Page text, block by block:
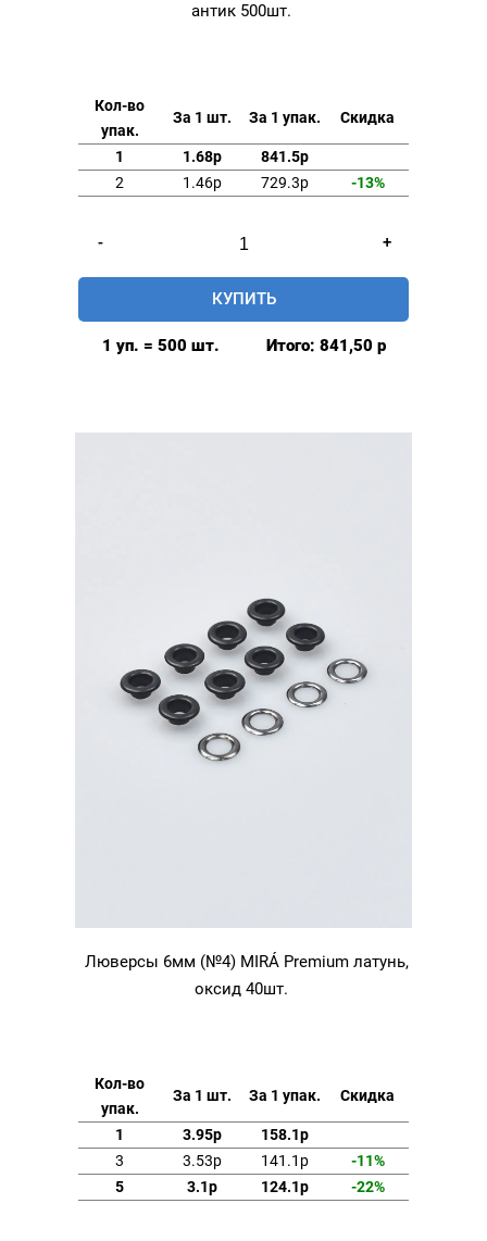
антик 500шт.
Кол-во
упак.
За 1 шт. За 1 упак. Скидка
1 1.68р
841.5р
2
1.46р 729.3р -13%
-
товара
Люверсы
6мм
антик
+
КУПИТЬ
1 уп. = 500 шт. Итого: 841,50 р
Люверсы 6мм (№4) MIRÁ Premium латунь,
оксид 40шт.
Кол-во
упак.
За 1 шт. За 1 упак. Скидка
1 3.95р
158.1р
3
3.53р 141.1р
-11%
5
3.1р 124.1р -22%